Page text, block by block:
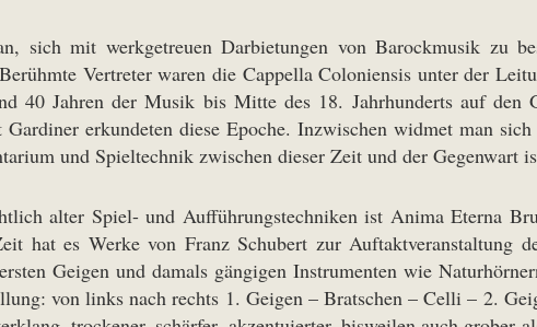
sich mit werkgetreuen Darbietungen von Barockmusik zu
Vertreter waren die Cappella Coloniensis unter der
40 Jahren der Musik bis Mitte des 18. Jahrhunderts auf
erkundeten diese Epoche. Inzwischen widmet man
und Spieltechnik zwischen dieser Zeit und der Gegenwart
alter Spiel- und Aufführungstechniken ist Anima Eterna
hat es Werke von Franz Schubert zur Auftaktveranstaltung
Geigen und damals gängigen Instrumenten wie
von links nach rechts 1. Geigen – Bratschen – Celli – 2.